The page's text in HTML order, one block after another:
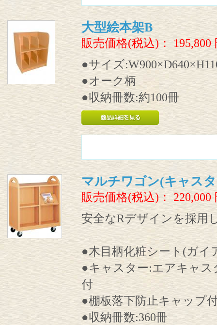
大型絵本架B
販売価格(税込)：195,800
●サイズ
●オーク柄
●収納冊数:約100冊
マルチワゴン(キャス
販売価格(税込)：220,000
安全なRデザインを採用
●木目柄化粧シート(ガイ
●キャスター:エアキャス
付
●棚板落下防止キャップ
●収納冊数:360冊